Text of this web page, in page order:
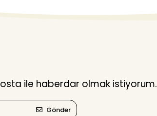
ile haberdar olmak istiyorum.
Gönder